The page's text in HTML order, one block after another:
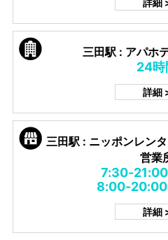
詳細
三田駅 : アパホ
24時
詳細
三田駅 : ニッポンレン
営業
7:30-21:00
8:00-20:00
詳細